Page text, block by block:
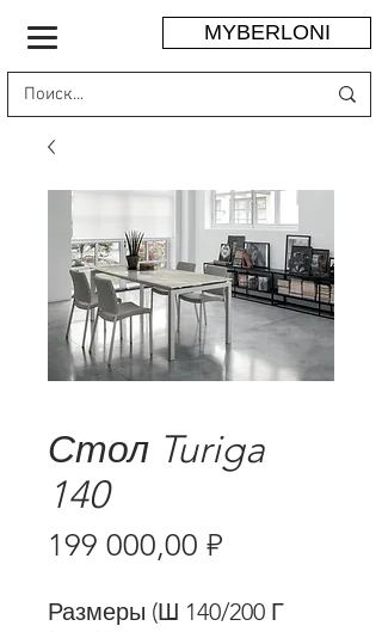
MYBERLONI
Стол Turiga
140
199 000,00 ₽
Размеры (Ш 140/200 Г